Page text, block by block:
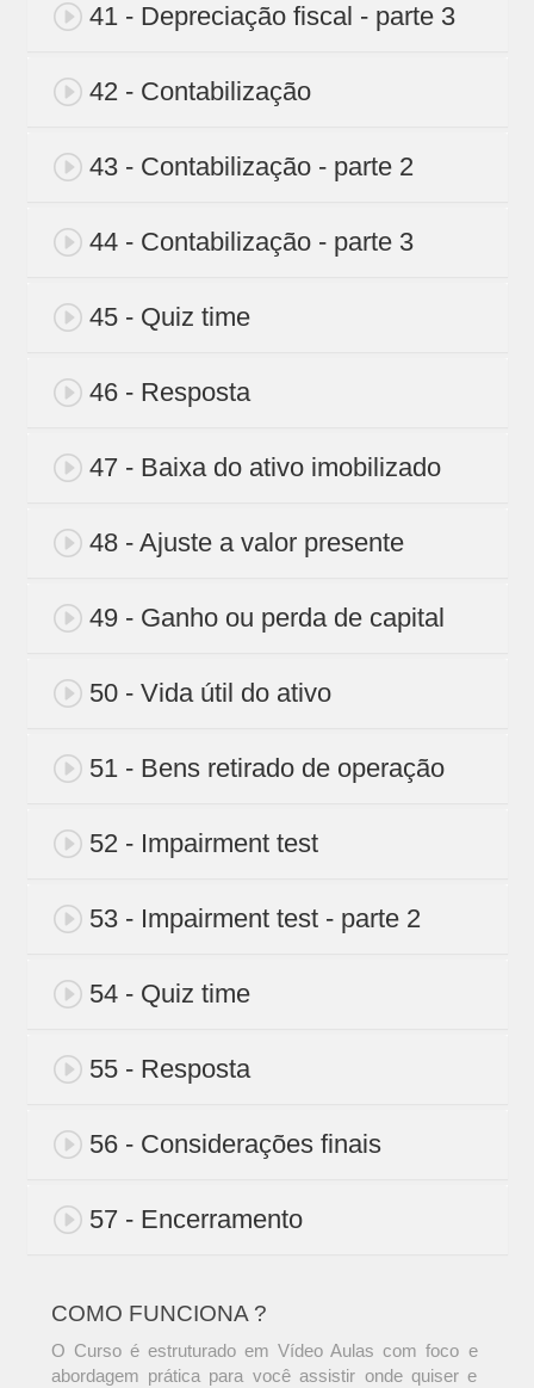
41 - Depreciação fiscal - parte 3
42 - Contabilização
43 - Contabilização - parte 2
44 - Contabilização - parte 3
45 - Quiz time
46 - Resposta
47 - Baixa do ativo imobilizado
48 - Ajuste a valor presente
49 - Ganho ou perda de capital
50 - Vida útil do ativo
51 - Bens retirado de operação
52 - Impairment test
53 - Impairment test - parte 2
54 - Quiz time
55 - Resposta
56 - Considerações finais
57 - Encerramento
COMO FUNCIONA ?
O Curso é estruturado em Vídeo Aulas com foco e
abordagem prática para você assistir onde quiser e